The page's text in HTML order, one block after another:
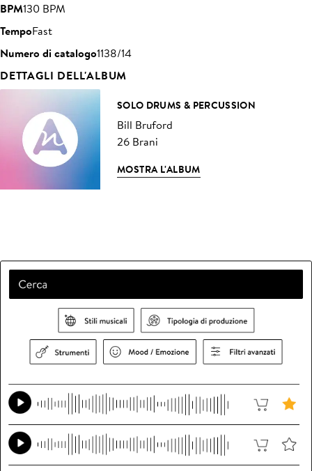
BPM130 BPM
TempoFast
Numero di catalogo1138/14
DETTAGLI DELL'ALBUM
SOLO DRUMS & PERCUSSION
Bill Bruford
26 Brani
MOSTRA L'ALBUM